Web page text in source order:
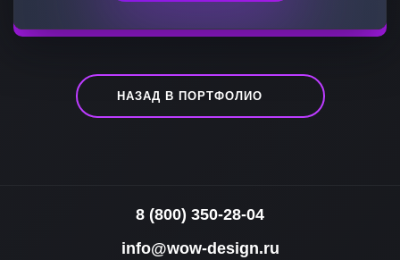
НАЗАД В ПОРТФОЛИО
8 (800) 350-28-04
info@wow-design.ru